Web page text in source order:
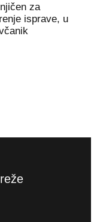
za
isprave, u